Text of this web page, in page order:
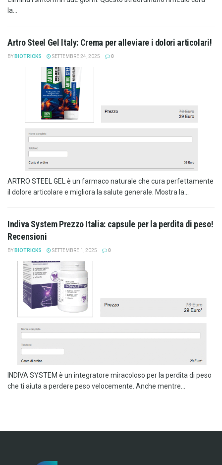
la...
Artro Steel Gel Italy: Crema per alleviare i dolori articolari!
BY BIOTRICKS SETTEMBRE 24, 2025 0
ARTRO STEEL GEL è un farmaco naturale che cura perfettamente
il dolore articolare e migliora la salute generale. Mostra la...
Indiva System Prezzo Italia: capsule per la perdita di peso!
Recensioni
BY BIOTRICKS SETTEMBRE 1, 2025 0
INDIVA SYSTEM è un integratore miracoloso per la perdita di peso
che ti aiuta a perdere peso velocemente. Anche mentre...